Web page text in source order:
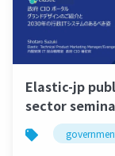
Elastic-jp
sector
keynote